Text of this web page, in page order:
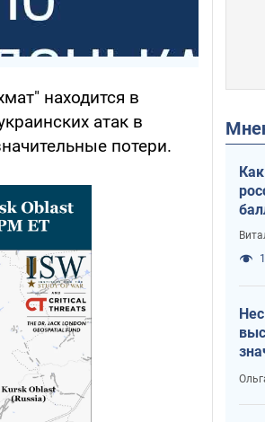
находится в
атак в
потери.